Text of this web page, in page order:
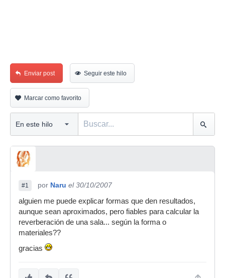
Enviar post Seguir este hilo
Marcar como favorito
#1 por Naru el 30/10/2007
alguien me puede explicar formas que den resultados,
aunque sean aproximados, pero fiables para calcular la
reverberación de una sala... según la forma o
materiales??
gracias